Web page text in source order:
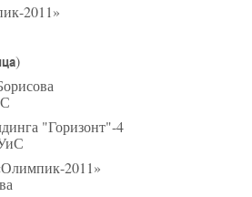
2011»
)
г. Борисова
"Горизонт"-4
«Олимпик-2011»